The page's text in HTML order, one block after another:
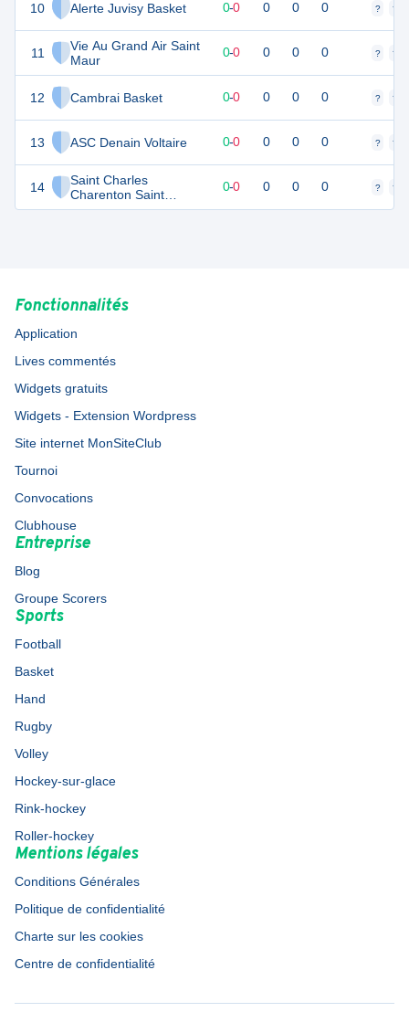
10 Alerte Juvisy Basket
11
Vie Au Grand Air Saint
Maur
12 Cambrai Basket
13 ASC Denain Voltaire
14
Saint Charles
Charenton Saint
Maurice
0 0-0 0 0 0 ? ?
0 0 0-0 0 0 0 ? ?
0-0 0 0 0 ? ?
0 0-0 0 0 0 ? ?
0-0 0 0 0 ? ?
Fonctionnalités
Application
Lives commentés
Widgets gratuits
Widgets - Extension Wordpress
Site internet MonSiteClub
Tournoi
Convocations
Clubhouse
Entreprise
Blog
Groupe Scorers
Sports
Football
Basket
Hand
Rugby
Volley
Hockey-sur-glace
Rink-hockey
Roller-hockey
Mentions légales
Conditions Générales
Politique de confidentialité
Charte sur les cookies
Centre de confidentialité